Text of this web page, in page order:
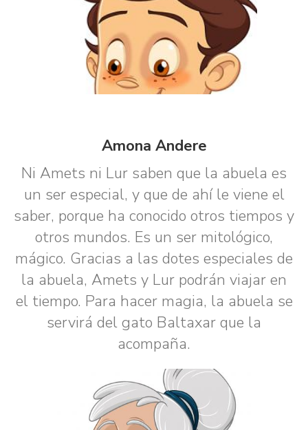
Amona Andere
Ni Amets ni Lur saben que la abuela es
un ser especial, y que de ahí le viene el
saber, porque ha conocido otros tiempos y
otros mundos. Es un ser mitológico,
mágico. Gracias a las dotes especiales de
la abuela, Amets y Lur podrán viajar en
el tiempo. Para hacer magia, la abuela se
servirá del gato Baltaxar que la
acompaña.